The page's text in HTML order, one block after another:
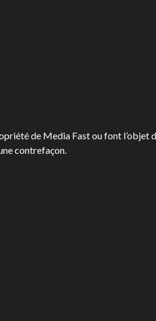
de Media Fast ou font l’objet
contrefaçon.